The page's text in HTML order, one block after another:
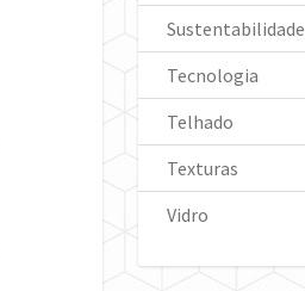
Sustentabilidade
Tecnologia
Telhado
Texturas
Vidro